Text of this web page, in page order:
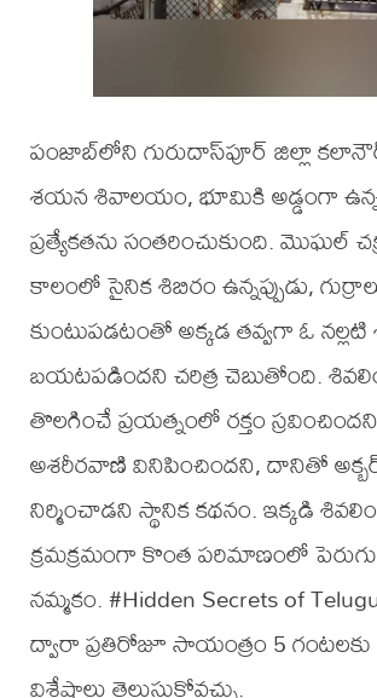
పంజాబ్‌లోని గురుదాస్‌పూర్ జిల్లా
శయన శివాలయం, భూమికి అడ్డంగా
ప్రత్యేకతను సంతరించుకుంది. మొఘల్
కాలంలో సైనిక శిబిరం ఉన్నప్పుడు,
కుంటుపడటంతో అక్కడ తవ్వగా ఓ
బయటపడిందని చరిత్ర చెబుతోంది.
తొలగించే ప్రయత్నంలో రక్తం
అశరీరవాణి వినిపించిందని, దానితో
నిర్మించాడని స్థానిక కథనం. ఇక్కడి
క్రమక్రమంగా కొంత పరిమాణంలో
నమ్మకం. #Hidden Secrets of
ద్వారా ప్రతిరోజూ సాయంత్రం 5
విశేషాలు తెలుసుకోవచ్చు.